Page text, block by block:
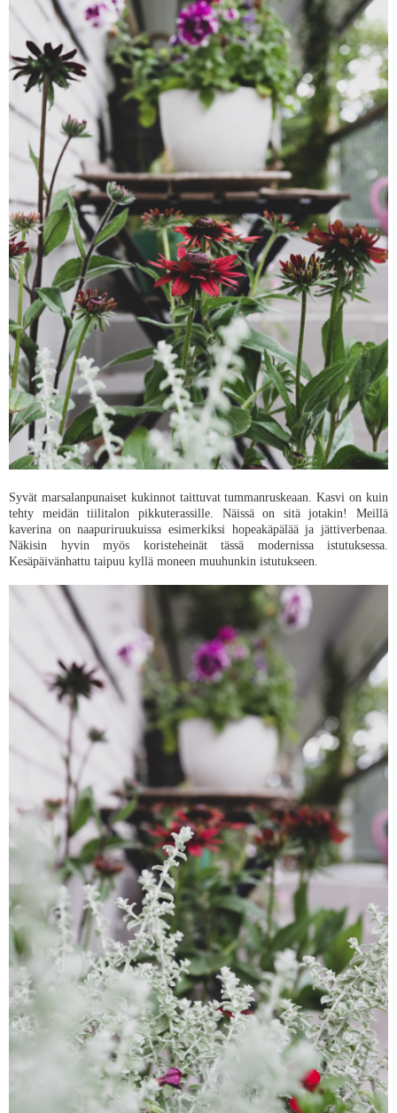
Syvät marsalanpunaiset kukinnot taittuvat tummanruskeaan. Kasvi on kuin
tehty meidän tiilitalon pikkuterassille. Näissä on sitä jotakin! Meillä
kaverina on naapuriruukuissa esimerkiksi hopeakäpälää ja jättiverbenaa.
Näkisin hyvin myös koristeheinät tässä modernissa istutuksessa.
Kesäpäivänhattu taipuu kyllä moneen muuhunkin istutukseen.